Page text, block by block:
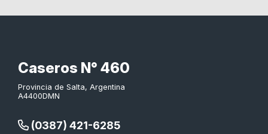
Caseros N° 460
Provincia de Salta, Argentina
A4400DMN
(0387) 421-6285